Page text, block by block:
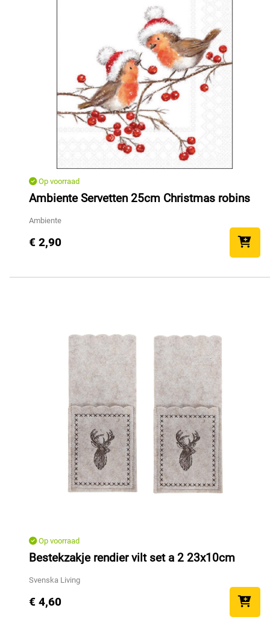
Op voorraad
Ambiente Servetten 25cm Christmas robins
Ambiente
€ 2,90
Op voorraad
Bestekzakje rendier vilt set a 2 23x10cm
Svenska Living
€ 4,60